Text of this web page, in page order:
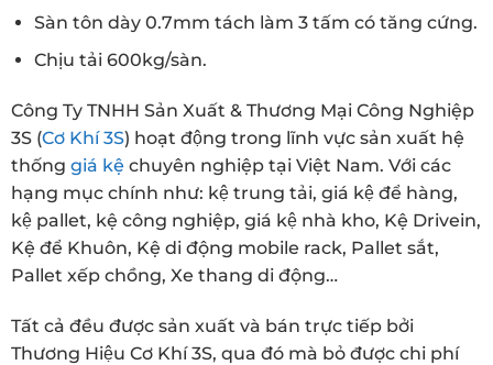
Sàn tôn dày 0.7mm tách làm 3 tấm có tăng cứng.
Chịu tải 600kg/sàn.
Công Ty TNHH Sản Xuất & Thương Mại Công Nghiệp
3S (Cơ Khí 3S) hoạt động trong lĩnh vực sản xuất hệ
thống giá kệ chuyên nghiệp tại Việt Nam. Với các
hạng mục chính như: kệ trung tải, giá kệ để hàng,
kệ pallet, kệ công nghiệp, giá kệ nhà kho, Kệ Drivein,
Kệ để Khuôn, Kệ di động mobile rack, Pallet sắt,
Pallet xếp chồng, Xe thang di động…
Tất cả đều được sản xuất và bán trực tiếp bởi
Thương Hiệu Cơ Khí 3S, qua đó mà bỏ được chi phí